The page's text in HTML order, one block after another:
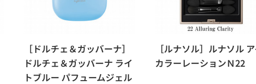
［ドルチェ＆ガッバーナ］
ドルチェ＆ガッバーナ ライ
トブルー パフュームジェル
［ルナソル］ルナソル
カラーレーションＮ22